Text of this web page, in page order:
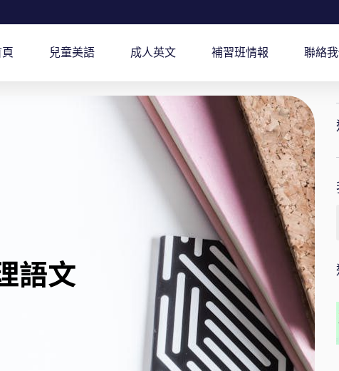
兒童美語 成人英文 補習班情報 聯絡
語文